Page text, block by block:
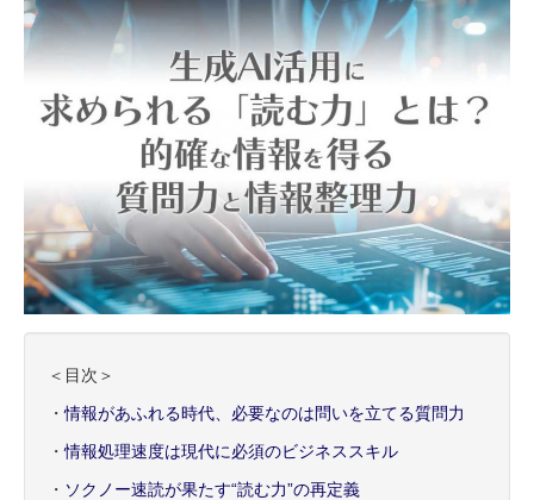
＜目次＞
・情報があふれる時代、必要なのは問いを立てる質問力
・情報処理速度は現代に必須のビジネススキル
・ ソクノー速読が果たす“読む力”の再定義